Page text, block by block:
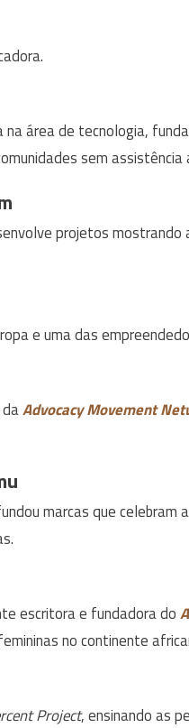
na área de tecnologia,
sem
projetos mostrando
e uma das
Advocacy Movement
marcas que
escritora e fundadora do
no continente
Project, ensinando as